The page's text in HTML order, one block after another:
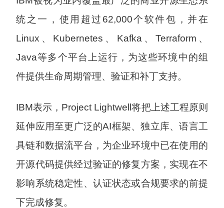
统之一，使用超过62,000个软件包，并在
Linux、Kubernetes、Kafka、Terraform、
Java等多个平台上运行，为这些环境中的组
件提供生命周期管理、验证和补丁支持。
IBM表示，Project Lightwell将把上述工程原则
延伸应用至更广泛的AI框架、独立库、语言工
具链和数据流平台，为企业环境中已在使用的
开源代码提供经过验证的修复方案，实现在不
影响系统稳定性、认证状态或合规要求的前提
下完成修复。